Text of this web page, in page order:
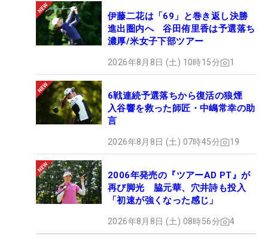
伊藤二花は「69」と巻き返し決勝
進出圏内へ 谷田侑里香は予選落ち
濃厚/米女子下部ツアー
2026年8月8日 (土) 10時15分 1
6戦連続予選落ちから復活の狼煙
入谷響を救った師匠・中嶋常幸の助
言
2026年8月8日 (土) 07時45分 19
2006年発売の『ツアーAD PT』が
再び脚光 脇元華、穴井詩も投入
「初速が強くなった感じ」
2026年8月8日 (土) 08時56分 4